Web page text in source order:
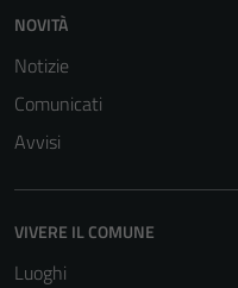
NOVITÀ
Notizie
Comunicati
Avvisi
VIVERE IL COMUNE
Luoghi